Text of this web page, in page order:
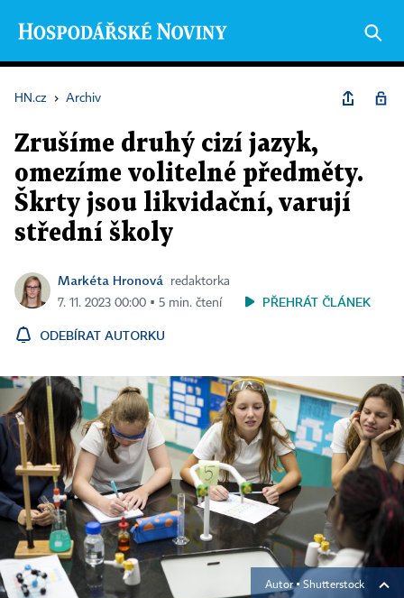
HN.cz › Archiv
Zrušíme druhý cizí jazyk,
omezíme volitelné předměty.
Škrty jsou likvidační, varují
střední školy
Markéta Hronová
redaktorka
7. 11. 2023 00:00 ▪ 5 min. čtení
PŘEHRÁT ČLÁNEK
ODEBÍRAT AUTORKU
Autor ▪ Shutterstock